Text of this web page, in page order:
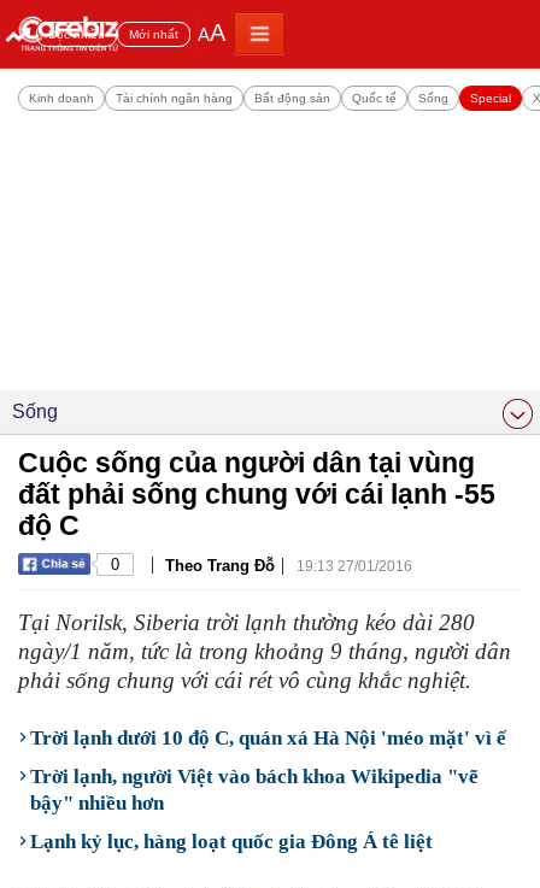
Đọc nhiều Mới nhất AA
Kinh doanh Tài chính ngân hàng Bất động sản Quốc tế Sống Special
Sống
Cuộc sống của người dân tại vùng
đất phải sống chung với cái lạnh -55
độ C
0 | Theo Trang Đỗ | 19:13 27/01/2016
Tại Norilsk, Siberia trời lạnh thường kéo dài 280
ngày/1 năm, tức là trong khoảng 9 tháng, người dân
phải sống chung với cái rét vô cùng khắc nghiệt.
Trời lạnh dưới 10 độ C, quán xá Hà Nội 'méo mặt' vì ế
Trời lạnh, người Việt vào bách khoa Wikipedia "vẽ
bậy" nhiều hơn
Lạnh kỷ lục, hàng loạt quốc gia Đông Á tê liệt